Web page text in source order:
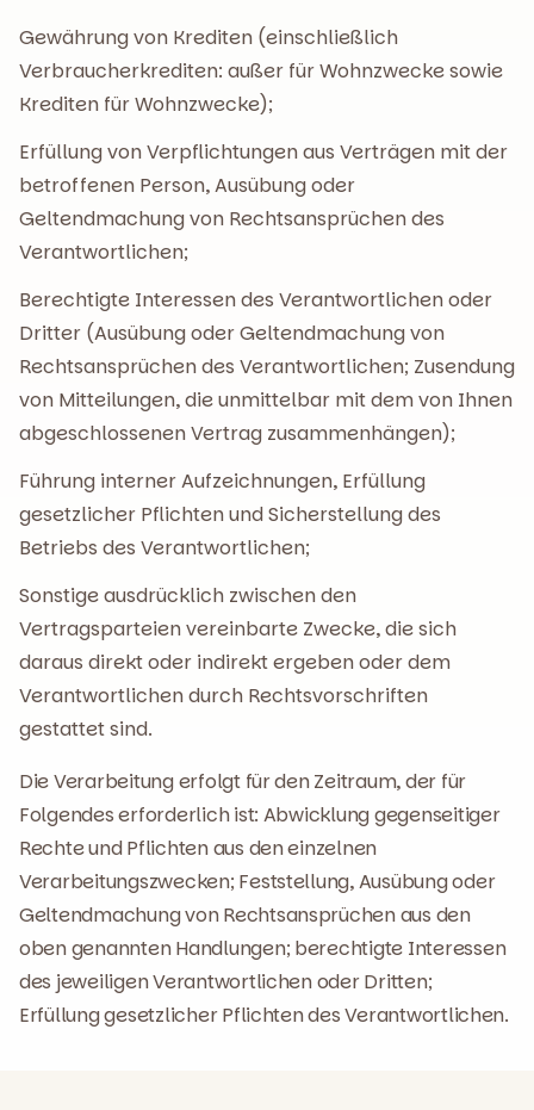
Gewährung von Krediten (einschließlich
Verbraucherkrediten: außer für Wohnzwecke sowie
Krediten für Wohnzwecke);
Erfüllung von Verpflichtungen aus Verträgen mit der
betroffenen Person, Ausübung oder
Geltendmachung von Rechtsansprüchen des
Verantwortlichen;
Berechtigte Interessen des Verantwortlichen oder
Dritter (Ausübung oder Geltendmachung von
Rechtsansprüchen des Verantwortlichen; Zusendung
von Mitteilungen, die unmittelbar mit dem von Ihnen
abgeschlossenen Vertrag zusammenhängen);
Führung interner Aufzeichnungen, Erfüllung
gesetzlicher Pflichten und Sicherstellung des
Betriebs des Verantwortlichen;
Sonstige ausdrücklich zwischen den
Vertragsparteien vereinbarte Zwecke, die sich
daraus direkt oder indirekt ergeben oder dem
Verantwortlichen durch Rechtsvorschriften
gestattet sind.
Die Verarbeitung erfolgt für den Zeitraum, der für
Folgendes erforderlich ist: Abwicklung gegenseitiger
Rechte und Pflichten aus den einzelnen
Verarbeitungszwecken; Feststellung, Ausübung oder
Geltendmachung von Rechtsansprüchen aus den
oben genannten Handlungen; berechtigte Interessen
des jeweiligen Verantwortlichen oder Dritten;
Erfüllung gesetzlicher Pflichten des Verantwortlichen.